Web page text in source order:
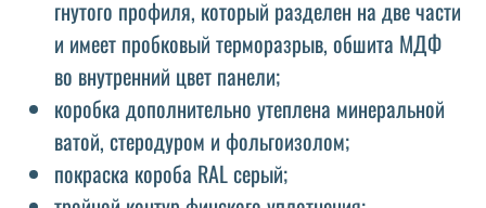
гнутого профиля, который разделен на две части
и имеет пробковый терморазрыв, обшита МДФ
во внутренний цвет панели;
коробка дополнительно утеплена минеральной
ватой, стеродуром и фольгоизолом;
покраска короба RAL серый;